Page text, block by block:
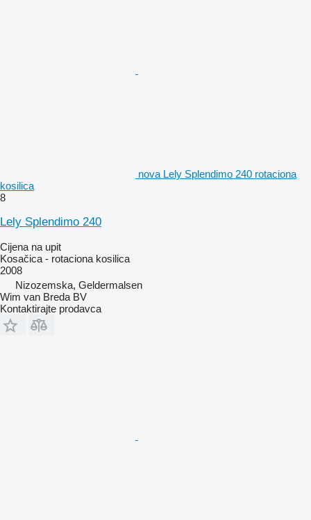
nova Lely Splendimo 240 rotaciona
kosilica
8
Lely Splendimo 240
Cijena na upit
Kosačica - rotaciona kosilica
2008
Nizozemska, Geldermalsen
Wim van Breda BV
Kontaktirajte prodavca